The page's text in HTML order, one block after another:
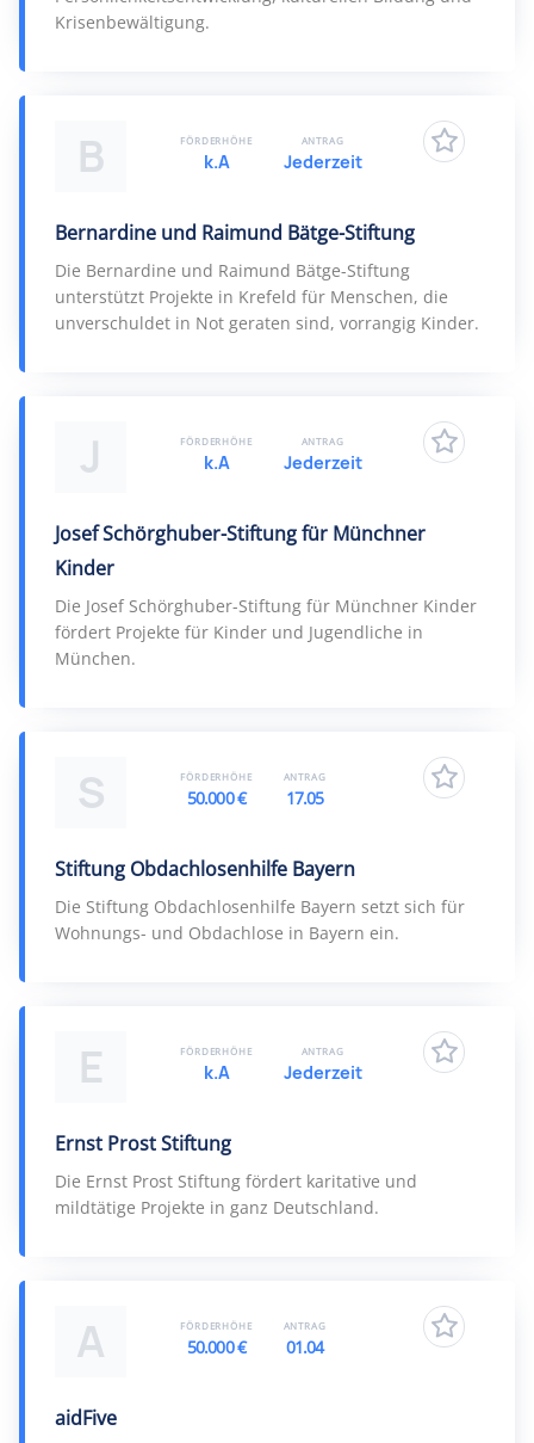
Krisenbewältigung.
B
Bernardine und Raimund Bätge-Stiftung
Die Bernardine und Raimund Bätge-Stiftung
unterstützt Projekte in Krefeld für Menschen, die
unverschuldet in Not geraten sind, vorrangig Kinder.
FÖRDERHÖHE
k.A
ANTRAG
Jederzeit
J
Josef Schörghuber-Stiftung für Münchner
Kinder
Die Josef Schörghuber-Stiftung für Münchner Kinder
fördert Projekte für Kinder und Jugendliche in
München.
FÖRDERHÖHE
k.A
ANTRAG
Jederzeit
S
Stiftung Obdachlosenhilfe Bayern
Die Stiftung Obdachlosenhilfe Bayern setzt sich für
Wohnungs- und Obdachlose in Bayern ein.
FÖRDERHÖHE
50.000 €
ANTRAG
17.05
E
Ernst Prost Stiftung
Die Ernst Prost Stiftung fördert karitative und
mildtätige Projekte in ganz Deutschland.
FÖRDERHÖHE
k.A
ANTRAG
Jederzeit
A
aidFive
FÖRDERHÖHE
50.000 €
ANTRAG
01.04